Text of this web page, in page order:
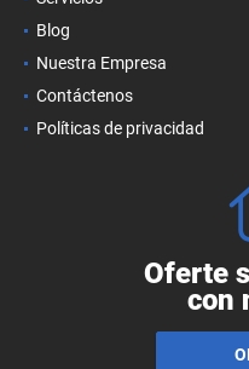
Blog
Nuestra Empresa
Contáctenos
Políticas de privacidad
Oferte
con